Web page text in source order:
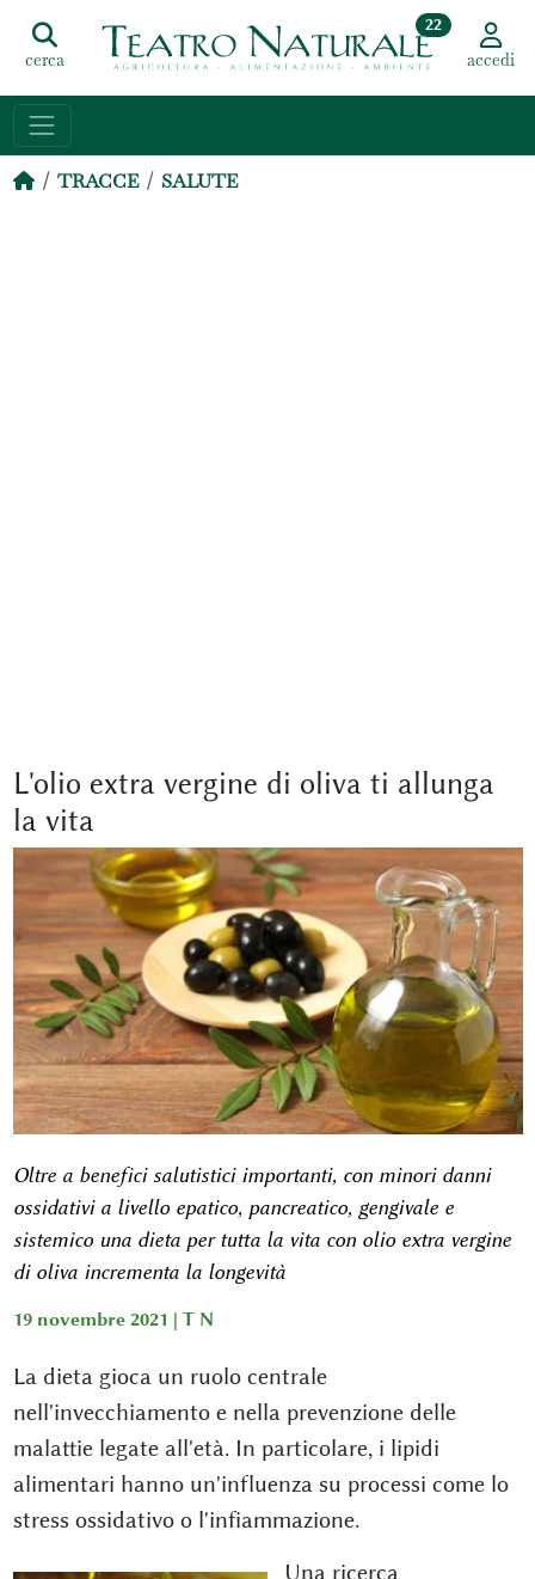
cerca
22
accedi
TRACCE SALUTE
L'olio extra vergine di oliva ti allunga
la vita
Oltre a benefici salutistici importanti, con minori danni
ossidativi a livello epatico, pancreatico, gengivale e
sistemico una dieta per tutta la vita con olio extra vergine
di oliva incrementa la longevità
19 novembre 2021 | T N
La dieta gioca un ruolo centrale
nell'invecchiamento e nella prevenzione delle
malattie legate all'età. In particolare, i lipidi
alimentari hanno un'influenza su processi come lo
stress ossidativo o l'infiammazione.
Una ricerca